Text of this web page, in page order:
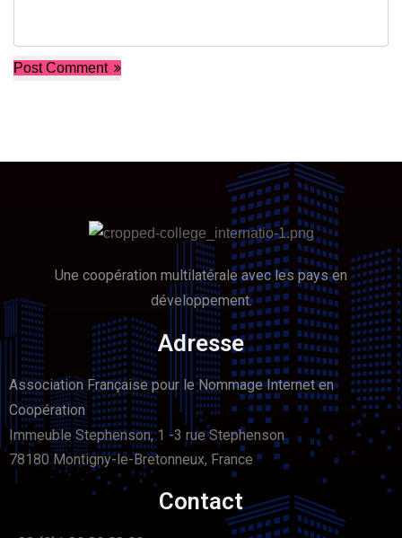
Post Comment
Une coopération multilatérale avec les pays en
développement.
Adresse
Association Française pour le Nommage Internet en
Coopération
Immeuble Stephenson, 1 -3 rue Stephenson
78180 Montigny-le-Bretonneux, France
Contact